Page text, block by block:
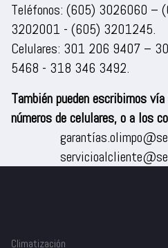
Teléfonos: (605) 3026060 –
3202001 - (605) 3201245.
Celulares: 301 206 9407 –
5468 - 318 346 3492.
También pueden escribirnos
números de celulares, o a los
Climatización